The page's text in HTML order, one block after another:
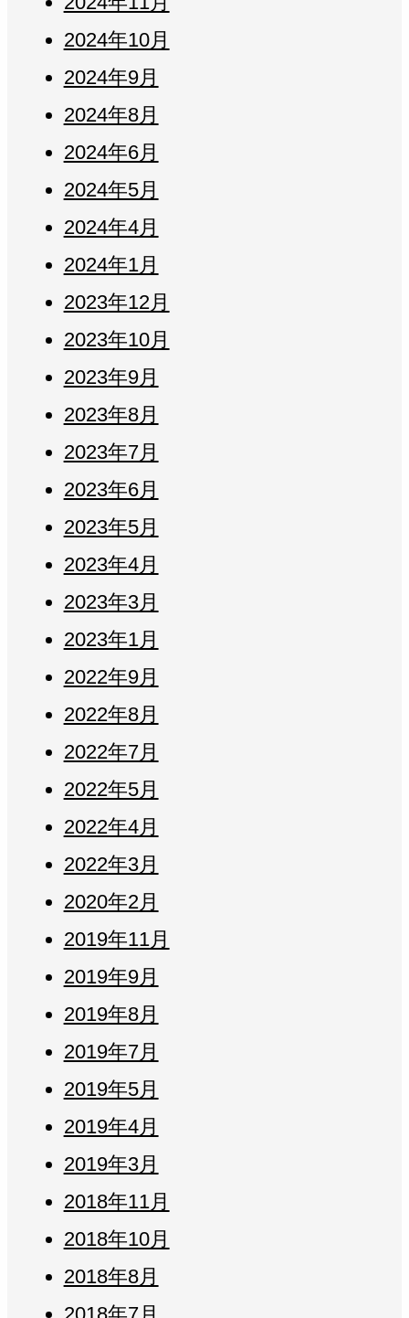
2024年10月
2024年9月
2024年8月
2024年6月
2024年5月
2024年4月
2024年1月
2023年12月
2023年10月
2023年9月
2023年8月
2023年7月
2023年6月
2023年5月
2023年4月
2023年3月
2023年1月
2022年9月
2022年8月
2022年7月
2022年5月
2022年4月
2022年3月
2020年2月
2019年11月
2019年9月
2019年8月
2019年7月
2019年5月
2019年4月
2019年3月
2018年11月
2018年10月
2018年8月